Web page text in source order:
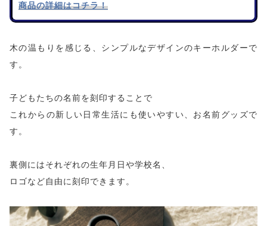
商品の詳細はコチラ！
木の温もりを感じる、シンプルなデザインのキーホルダーで
す。
子どもたちの名前を刻印することで
これからの新しい日常生活にも使いやすい、お名前グッズで
す。
裏側にはそれぞれの生年月日や学校名、
ロゴなど自由に刻印できます。